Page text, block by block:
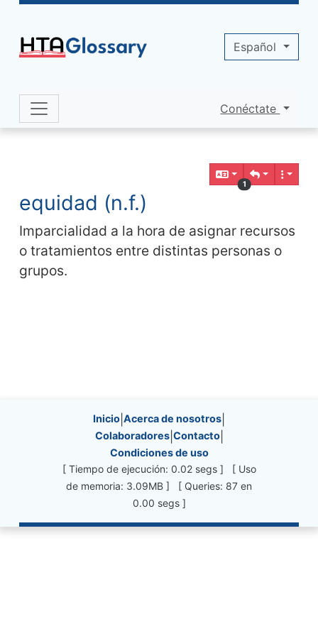
Navigation and related functionality
1
equidad (n.f.)
Imparcialidad a la hora de asignar recursos
o tratamientos entre distintas personas o
grupos.
Site information, links, etc.
Inicio Acerca de nosotros
Colaboradores| Contacto|
Condiciones de uso
[ Tiempo de ejecución: 0.02 segs ] [ Uso
de memoria: 3.09MB ] [ Queries: 87 en
0.00 segs ]
Site identity, navigation, etc.
Conéctate
Español